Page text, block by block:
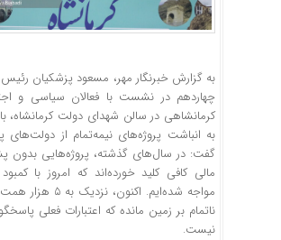
به گزارش خبرنگار مهر، مسعود پزشکیان
چهاردهم در نشست با فعالان سیاسی و
کرمانشاهی در سالن شهدای دولت کرمانشاه،
به انباشت پروژه‌های نیمه‌تمام از دولت‌های
گفت: در سال‌های گذشته، پروژه‌هایی بدون
مالی کافی کلید خورده‌اند که امروز با کمبود
مواجه شده‌ایم. اکنون، نزدیک
ناتمام بر زمین مانده که اعتبارات فعلی
نیست.